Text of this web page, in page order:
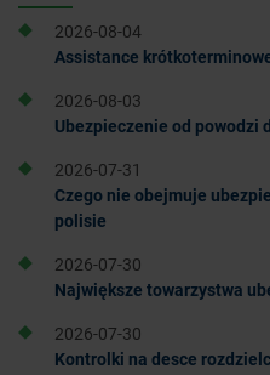
2026-08-04
Assistance
2026-08-03
Ubezpieczenie od powodzi
2026-07-31
Czego nie obejmuje
polisie
2026-07-30
Największe towarzystwa
2026-07-30
Kontrolki na desce